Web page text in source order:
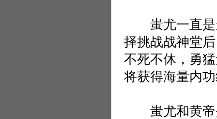
蚩尤一直是
择挑战战神堂
不死不休，勇
将获得海量内
蚩尤和黄帝